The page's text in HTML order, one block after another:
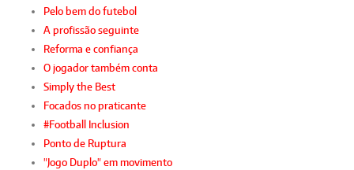
Pelo bem do futebol
A profissão seguinte
Reforma e confiança
O jogador também conta
Simply the Best
Focados no praticante
#Football Inclusion
Ponto de Ruptura
"Jogo Duplo" em movimento